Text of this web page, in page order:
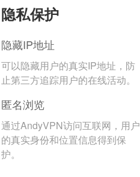
隐私保护
隐藏IP地址
可以隐藏用户的真实IP地址，防
止第三方追踪用户的在线活动。
匿名浏览
通过AndyVPN访问互联网，用户
的真实身份和位置信息得到保
护。